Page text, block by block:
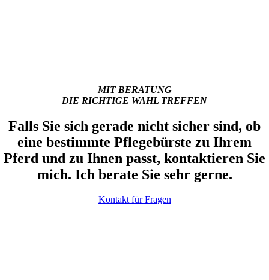
MIT BERATUNG
DIE RICHTIGE WAHL TREFFEN
Falls Sie sich gerade nicht sicher sind, ob
eine bestimmte Pflegebürste zu Ihrem
Pferd und zu Ihnen passt, kontaktieren Sie
mich. Ich berate Sie sehr gerne.
Kontakt für Fragen